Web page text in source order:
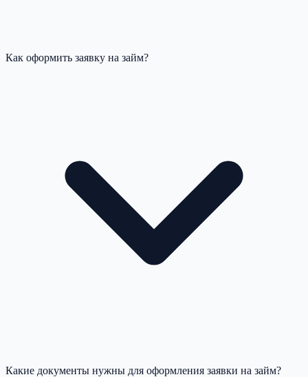
Как оформить заявку на займ?
Какие документы нужны для оформления заявки на займ?